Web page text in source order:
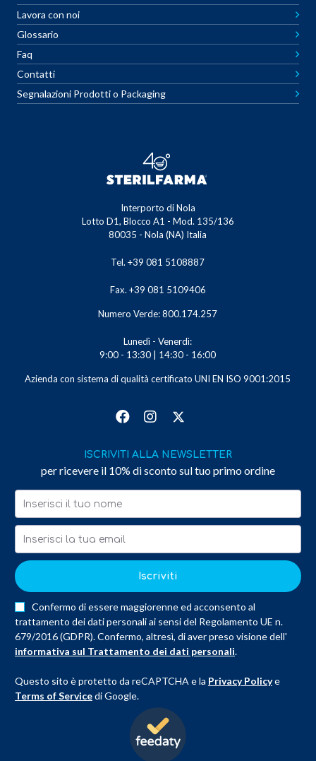
Lavora con noi
Glossario
Faq
Contatti
Segnalazioni Prodotti o Packaging
Interporto di Nola
Lotto D1, Blocco A1 - Mod. 135/136
80035 - Nola (NA) Italia
Tel. +39 081 5108887
Fax. +39 081 5109406
Numero Verde: 800.174.257
Lunedì - Venerdì:
9:00 - 13:30 | 14:30 - 16:00
Azienda con sistema di qualità certificato UNI EN ISO 9001:2015
ISCRIVITI ALLA NEWSLETTER
per ricevere il 10% di sconto sul tuo primo ordine
Iscriviti
Confermo di essere maggiorenne ed acconsento al
trattamento dei dati personali ai sensi del Regolamento UE n.
679/2016 (GDPR). Confermo, altresì, di aver preso visione dell'
informativa sul Trattamento dei dati personali.
Questo sito è protetto da reCAPTCHA e la Privacy Policye
Terms of Servicedi Google.